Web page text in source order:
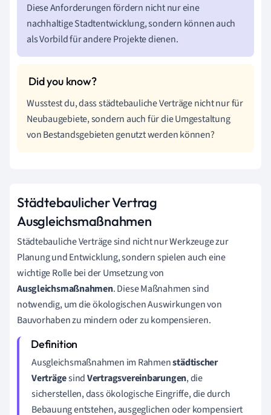
Diese Anforderungen fördern nicht nur eine
nachhaltige Stadtentwicklung, sondern können auch
als Vorbild für andere Projekte dienen.
Wusstest du, dass städtebauliche Verträge nicht nur für
Neubaugebiete, sondern auch für die Umgestaltung
von Bestandsgebieten genutzt werden können?
Städtebaulicher Vertrag
Ausgleichsmaßnahmen
Städtebauliche Verträge sind nicht nur Werkzeuge zur
Planung und Entwicklung, sondern spielen auch eine
wichtige Rolle bei der Umsetzung von
Ausgleichsmaßnahmen. Diese Maßnahmen sind
notwendig, um die ökologischen Auswirkungen von
Bauvorhaben zu mindern oder zu kompensieren.
Ausgleichsmaßnahmen im Rahmenstädtischer
VerträgesindVertragsvereinbarungen, die
sicherstellen, dass ökologische Eingriffe, die durch
Bebauung entstehen, ausgeglichen oder kompensiert